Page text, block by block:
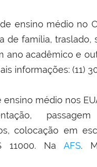
ensino médio no
de família, traslado,
acadêmico e
informações: (11)
médio nos
passagem
colocação em
11000. NaAFS.